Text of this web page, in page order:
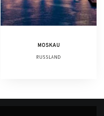
MOSKAU
RUSSLAND